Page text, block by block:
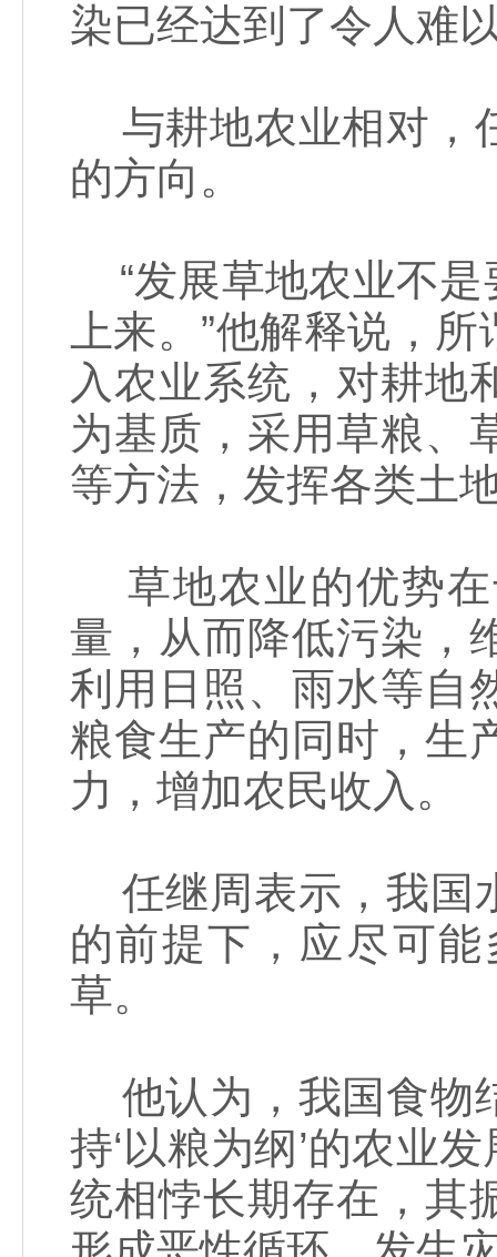
染已经达到了令人难
与耕地农业相对，
的方向。
“发展草地农业不是
上来。”他解释说，
入农业系统，对耕地
为基质，采用草粮、
等方法，发挥各类土
草地农业的优势在
量，从而降低污染，
利用日照、雨水等自
粮食生产的同时，生
力，增加农民收入。
任继周表示，我国
的前提下，应尽可
草。
他认为，我国食物
持‘以粮为纲’的农业
统相悖长期存在，其